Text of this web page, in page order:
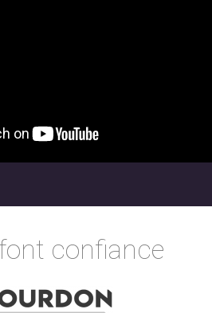
confiance